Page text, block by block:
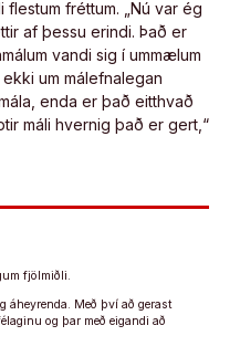
fréttum. „Nú var ég
af þessu erindi. Það er
vandi sig í ummælum
um málefnalegan
enda er það eitthvað
máli hvernig það er gert,“
fjölmiðli.
áheyrenda. Með því að gerast
og þar með eigandi að